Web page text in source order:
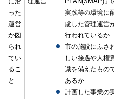
った
運営
が図
られ
てい
るこ
と
実践等の環境に
慮した管理運営
行われているか
市の施設にふさ
しい接遇や人権
識を備えたもの
あるか
計画した事業の